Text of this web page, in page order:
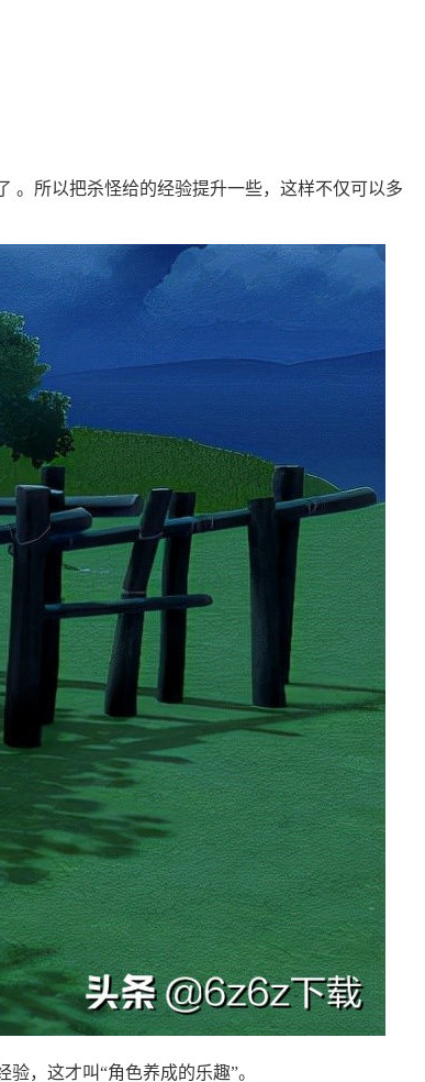
。所以把杀怪给的经验提升一些，这样不仅可以多
，这才叫“角色养成的乐趣”。